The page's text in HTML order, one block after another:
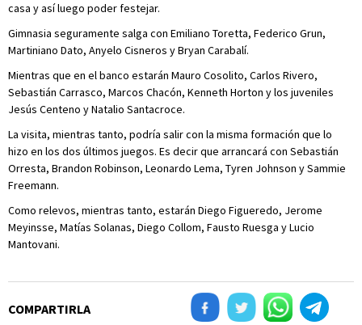
casa y así luego poder festejar.
Gimnasia seguramente salga con Emiliano Toretta, Federico Grun,
Martiniano Dato, Anyelo Cisneros y Bryan Carabalí.
Mientras que en el banco estarán Mauro Cosolito, Carlos Rivero,
Sebastián Carrasco, Marcos Chacón, Kenneth Horton y los juveniles
Jesús Centeno y Natalio Santacroce.
La visita, mientras tanto, podría salir con la misma formación que lo
hizo en los dos últimos juegos. Es decir que arrancará con Sebastián
Orresta, Brandon Robinson, Leonardo Lema, Tyren Johnson y Sammie
Freemann.
Como relevos, mientras tanto, estarán Diego Figueredo, Jerome
Meyinsse, Matías Solanas, Diego Collom, Fausto Ruesga y Lucio
Mantovani.
COMPARTIRLA